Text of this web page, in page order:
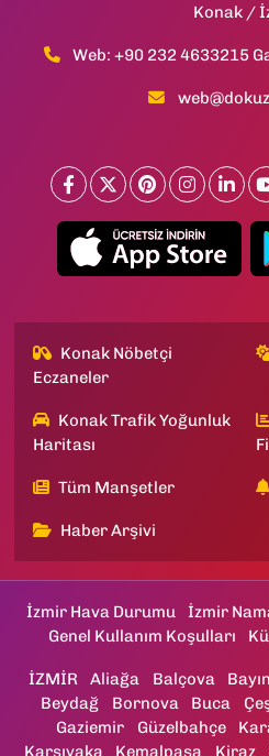
Konak /
Web: +90 232 4633215
Konak Nöbetçi
Eczaneler
Konak Trafik Yoğunluk
Haritası
Tüm Manşetler
Haber Arşivi
İzmir Hava Durumu İzmir
Genel Kullanım Koşulları
İZMİR Aliağa Balçova
Beydağ
Bornova Buca
Gaziemir
Güzelbahçe
Karşıyaka
Kemalpaşa Kiraz